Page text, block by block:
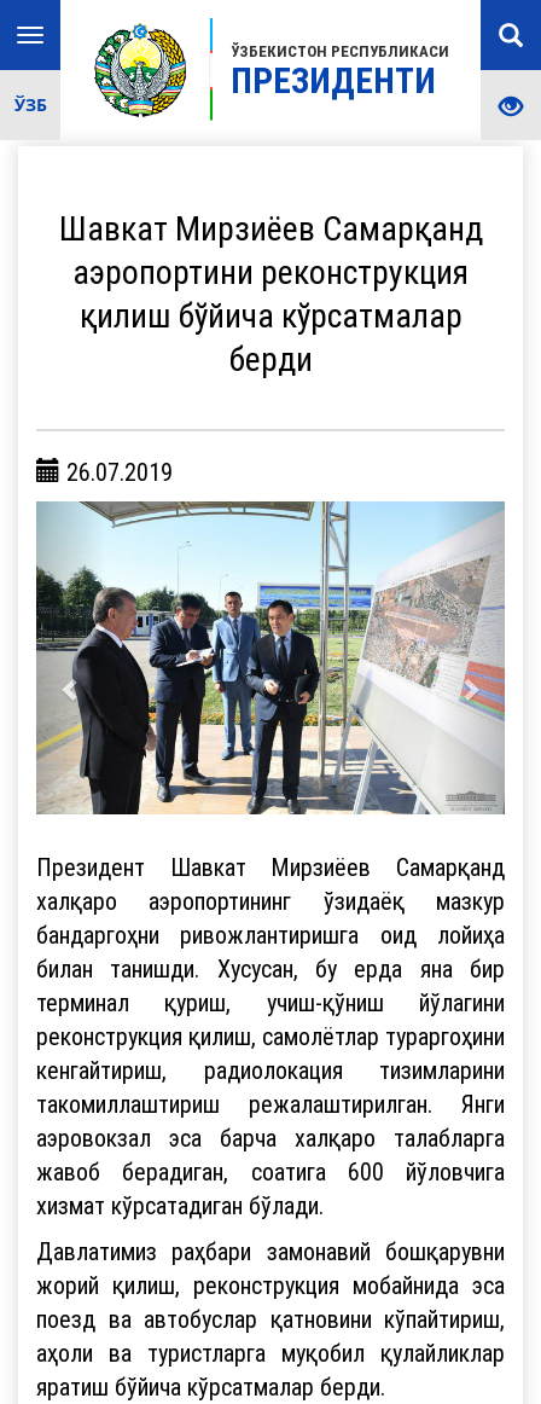
ЎЗБЕКИСТОН РЕСПУБЛИКАСИ
ПРЕЗИДЕНТИ
Toggle
navigation
ЎЗБ
Шавкат Мирзиёев Самарқанд
аэропортини реконструкция
қилиш бўйича кўрсатмалар
берди
26.07.2019
Президент Шавкат Мирзиёев Самарқанд
халқаро аэропортининг ўзидаёқ мазкур
бандаргоҳни ривожлантиришга оид лойиҳа
билан танишди. Хусусан, бу ерда яна бир
терминал қуриш, учиш-қўниш йўлагини
реконструкция қилиш, самолётлар тураргоҳини
кенгайтириш, радиолокация тизимларини
такомиллаштириш режалаштирилган. Янги
аэровокзал эса барча халқаро талабларга
жавоб берадиган, соатига 600 йўловчига
хизмат кўрсатадиган бўлади.
Давлатимиз раҳбари замонавий бошқарувни
жорий қилиш, реконструкция мобайнида эса
поезд ва автобуслар қатновини кўпайтириш,
аҳоли ва туристларга муқобил қулайликлар
яратиш бўйича кўрсатмалар берди.